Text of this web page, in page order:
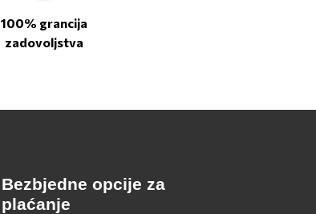
100% grancija
zadovoljstva
Bezbjedne opcije za
plaćanje